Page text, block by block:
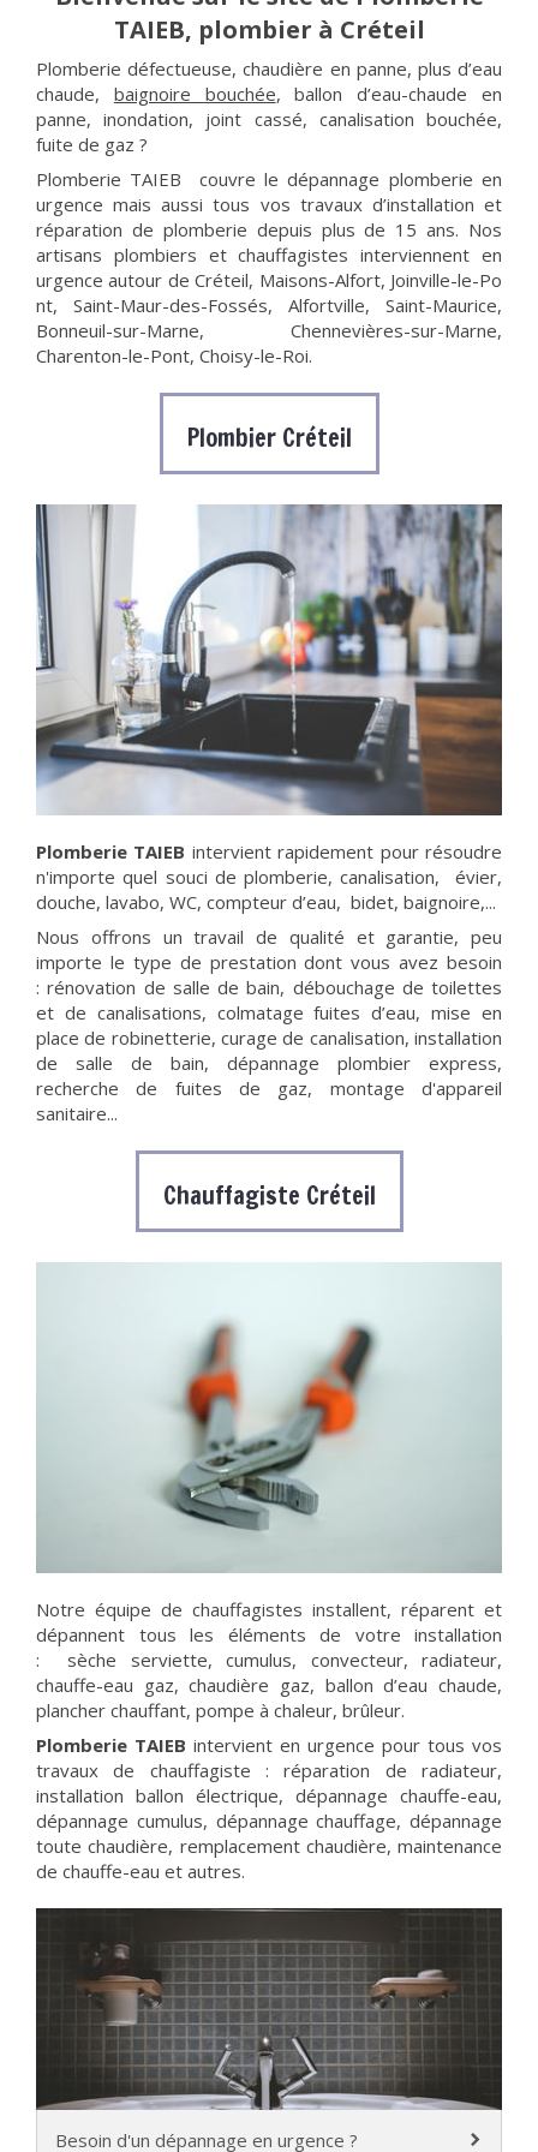
TAIEB, plombier à Créteil
Plomberie défectueuse, chaudière en panne, plus d’eau
chaude, baignoire bouchée, ballon d’eau-chaude en
panne, inondation, joint cassé, canalisation bouchée,
fuite de gaz ?
Plomberie TAIEB couvre le dépannage plomberie en
urgence mais aussi tous vos travaux d’installation et
réparation de plomberie depuis plus de 15 ans. Nos
artisans plombiers et chauffagistes interviennent en
urgence autour de Créteil, Maisons-Alfort, Joinville-le-Po
nt, Saint-Maur-des-Fossés, Alfortville, Saint-Maurice,
Bonneuil-sur-Marne, Chennevières-sur-Marne,
Charenton-le-Pont, Choisy-le-Roi.
Plombier Créteil
Plomberie TAIEB intervient rapidement pour résoudre
n'importe quel souci de plomberie, canalisation, évier,
douche, lavabo, WC, compteur d’eau, bidet, baignoire,...
Nous offrons un travail de qualité et garantie, peu
importe le type de prestation dont vous avez besoin
: rénovation de salle de bain, débouchage de toilettes
et de canalisations, colmatage fuites d’eau, mise en
place de robinetterie, curage de canalisation, installation
de salle de bain, dépannage plombier express,
recherche de fuites de gaz, montage d'appareil
sanitaire...
Chauffagiste Créteil
Notre équipe de chauffagistes installent, réparent et
dépannent tous les éléments de votre installation
: sèche serviette, cumulus, convecteur, radiateur,
chauffe-eau gaz, chaudière gaz, ballon d’eau chaude,
plancher chauffant, pompe à chaleur, brûleur.
Plomberie TAIEB intervient en urgence pour tous vos
travaux de chauffagiste : réparation de radiateur,
installation ballon électrique, dépannage chauffe-eau,
dépannage cumulus, dépannage chauffage, dépannage
toute chaudière, remplacement chaudière, maintenance
de chauffe-eau et autres.
Besoin d'un dépannage en urgence ?